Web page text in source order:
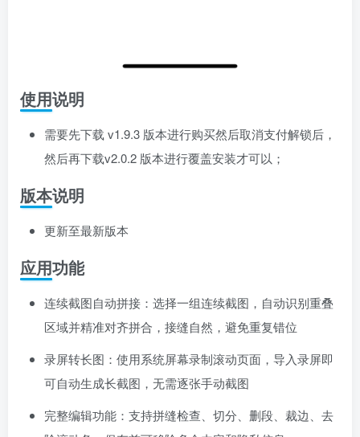
使用说明
需要先下载 v1.9.3 版本进行购买然后取消支付解锁后，
然后再下载v2.0.2 版本进行覆盖安装才可以；
版本说明
更新至最新版本
应用功能
连续截图自动拼接：选择一组连续截图，自动识别重叠
区域并精准对齐拼合，接缝自然，避免重复错位
录屏转长图：使用系统屏幕录制滚动页面，导入录屏即
可自动生成长截图，无需逐张手动截图
完整编辑功能：支持拼缝检查、切分、删段、裁边、去